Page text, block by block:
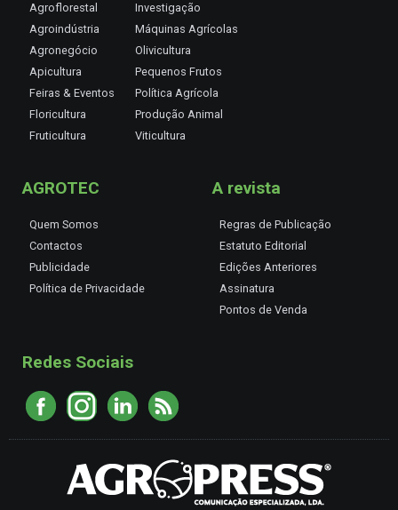
Agroflorestal
Agroindústria
Agronegócio
Apicultura
Feiras & Eventos
Floricultura
Fruticultura
Investigação
Máquinas Agrícolas
Olivicultura
Pequenos Frutos
Política Agrícola
Produção Animal
Viticultura
AGROTEC
Quem Somos
Contactos
Publicidade
Política de Privacidade
A revista
Regras de Publicação
Estatuto Editorial
Edições Anteriores
Assinatura
Pontos de Venda
Redes Sociais